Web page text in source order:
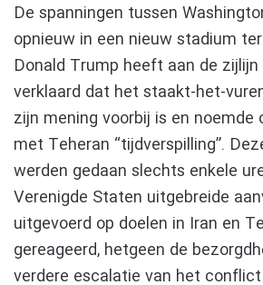
De spanningen tussen
opnieuw in een nieuw stadium
Donald Trump heeft aan de
verklaard dat het staakt-het-
zijn mening voorbij is en noemde
met Teheran “tijdverspilling”.
werden gedaan slechts enkele
Verenigde Staten uitgebreide
uitgevoerd op doelen in Iran en
gereageerd, hetgeen de
verdere escalatie van het